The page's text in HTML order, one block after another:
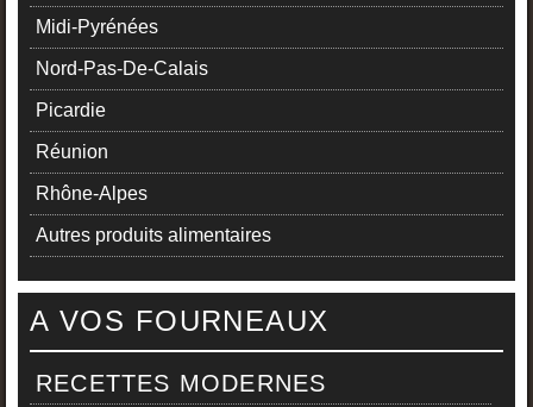
Midi-Pyrénées
Nord-Pas-De-Calais
Picardie
Réunion
Rhône-Alpes
Autres produits alimentaires
A VOS FOURNEAUX
RECETTES MODERNES